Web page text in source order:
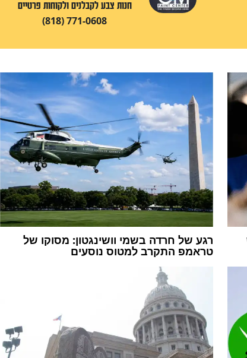
חנות צבע לקבלנים ולקוחות פרטיים
(818) 771-0608
רגע של חרדה בשמי וושינגטון: מסוקו של
טראמפ התקרב למטוס נוסעים